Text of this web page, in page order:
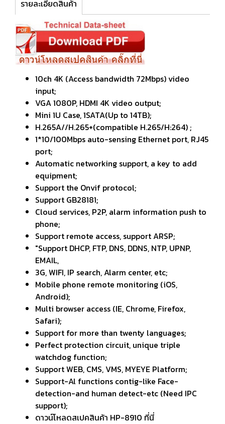
รายละเอียดสินค้า
10ch 4K (Access bandwidth 72Mbps) video
input;
VGA 1080P, HDMI 4K video output;
Mini 1U Case, 1SATA(Up to 14TB);
H.265A//H.265+(compatible H.265/H:264) ;
1*10/100Mbps auto-sensing Ethernet port, RJ45
port;
Automatic networking support, a key to add
equipment;
Support the Onvif protocol;
Support GB28181;
Cloud services, P2P, alarm information push to
phone;
Support remote access, support ARSP;
"Support DHCP, FTP, DNS, DDNS, NTP, UPNP,
EMAIL,
3G, WIFI, IP search, Alarm center, etc;
Mobile phone remote monitoring (iOS,
Android);
Multi browser access (IE, Chrome, Firefox,
Safari);
Support for more than twenty languages;
Perfect protection circuit, unique triple
watchdog function;
Support WEB, CMS, VMS, MYEYE Platform;
Support-Al functions contig-like Face-
detection-and human detect-etc (Need IPC
support);
ดาวน์โหลดสเปคสินค้า HP-8910 ที่นี่